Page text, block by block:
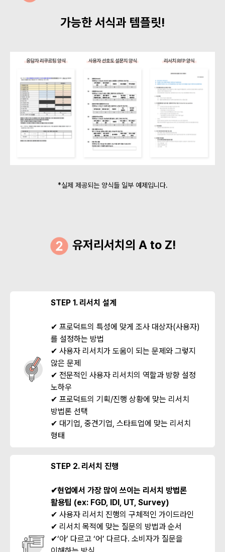
가능한 서식과 템플릿!
*실제 제공되는 양식들 일부 예제입니다.
유저리서치의 A to Z!
STEP 1. 리서치 설계
✔ 프로덕트의 특성에 맞게 조사 대상자(사용자)
를 설정하는 방법
✔ 사용자 리서치가 도움이 되는 문제와 그렇지
않은 문제
✔ 전문적인 사용자 리서치의 역할과 방향 설정
노하우
✔ 프로덕트의 기획/진행 상황에 맞는 리서치
방법론 선택
✔ 대기업, 중견기업, 스타트업에 맞는 리서치
형태
STEP 2. 리서치 진행
✔현업에서 가장 많이 쓰이는 리서치 방법론
활용팁 (ex: FGD, IDI, UT, Survey)
✔ 사용자 리서치 진행의 구체적인 가이드라인
✔ 리서치 목적에 맞는 질문의 방법과 순서
✔‘아’ 다르고 ‘어’ 다르다. 소비자가 질문을